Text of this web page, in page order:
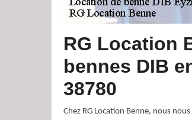
RG Location
bennes DIB
38780
Chez RG Location Benne, nous